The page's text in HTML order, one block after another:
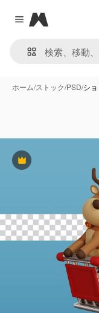
Close menu
Magnific
ホーム/ストック/PSD/シ
Premium